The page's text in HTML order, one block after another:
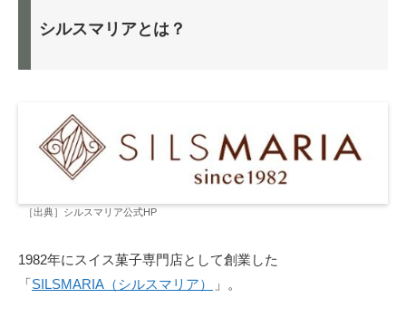
シルスマリアとは？
［出典］シルスマリア公式HP
1982年にスイス菓子専門店として創業した
「 SILSMARIA（シルスマリア） 」。